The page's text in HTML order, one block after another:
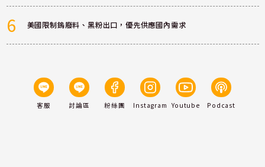
6 美國限制鎢廢料、黑粉出口，優先供應國內需求
客服 討論區 粉絲團 Instagram Youtube Podcast